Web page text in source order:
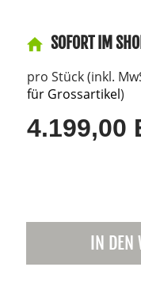
SOFORT IM
pro Stück (inkl.
für Grossartikel)
4.199,00
IN